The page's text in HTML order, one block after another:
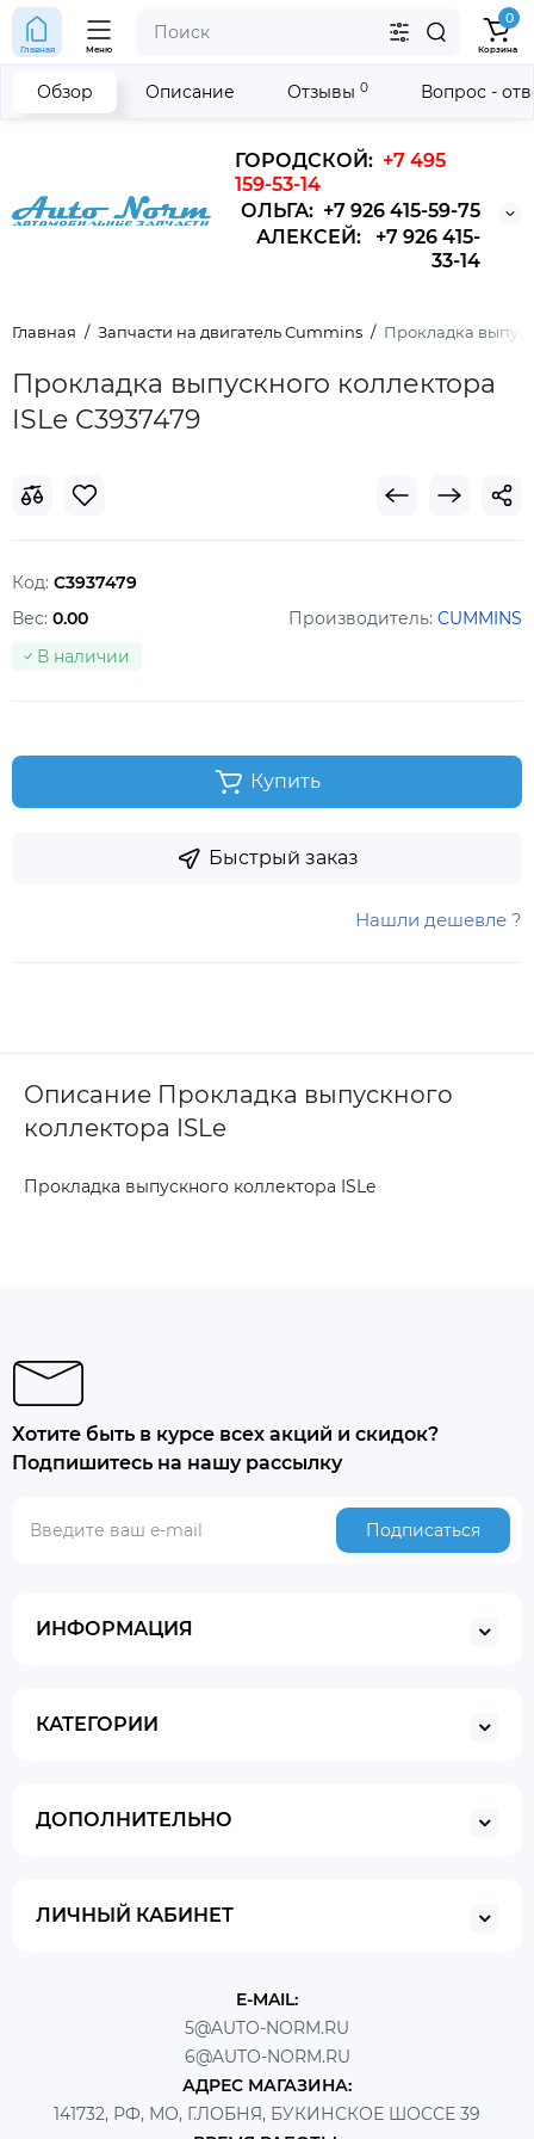
ГОРОДСКОЙ: +7 495
159-53-14
ОЛЬГА: +7 926 415-59-75
АЛЕКСЕЙ: +7 926 415-
33-14
Главная Меню
0
Корзина
Главная Запчасти на двигатель Cummins Прокладка
Прокладка выпускного коллектора
ISLe С3937479
Обзор Описание Отзывы 0 Вопрос -
Код: С3937479
Производитель: CUMMINS
В наличии
Вес: 0.00
Купить
Быстрый заказ
Нашли дешевле ?
Описание Прокладка выпускного
коллектора ISLe
Прокладка выпускного коллектора ISLe
Хотите быть в курсе всех акций и скидок?
Подпишитесь на нашу рассылку
Подписаться
ИНФОРМАЦИЯ
КАТЕГОРИИ
ДОПОЛНИТЕЛЬНО
ЛИЧНЫЙ КАБИНЕТ
E-MAIL:
5@AUTO-NORM.RU
6@AUTO-NORM.RU
АДРЕС МАГАЗИНА:
141732, РФ, МО, Г.ЛОБНЯ, БУКИНСКОЕ ШОССЕ 39